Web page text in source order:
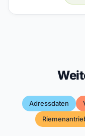
Adressdaten